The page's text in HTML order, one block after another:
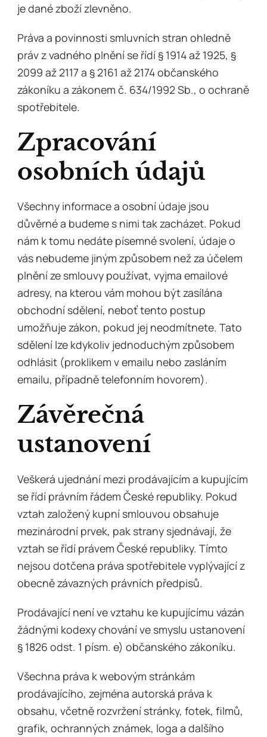
je dané zboží zlevněno.
Práva a povinnosti smluvních stran ohledně
práv z vadného plnění se řídí § 1914 až 1925, §
2099 až 2117 a § 2161 až 2174 občanského
zákoníku a zákonem č. 634/1992 Sb., o ochraně
spotřebitele.
Zpracování
osobních údajů
Všechny informace a osobní údaje jsou
důvěrné a budeme s nimi tak zacházet. Pokud
nám k tomu nedáte písemné svolení, údaje o
vás nebudeme jiným způsobem než za účelem
plnění ze smlouvy používat, vyjma emailové
adresy, na kterou vám mohou být zasílána
obchodní sdělení, neboť tento postup
umožňuje zákon, pokud jej neodmítnete. Tato
sdělení lze kdykoliv jednoduchým způsobem
odhlásit (proklikem v emailu nebo zasláním
emailu, případně telefonním hovorem).
Závěrečná
ustanovení
Veškerá ujednání mezi prodávajícím a kupujícím
se řídí právním řádem České republiky. Pokud
vztah založený kupní smlouvou obsahuje
mezinárodní prvek, pak strany sjednávají, že
vztah se řídí právem České republiky. Tímto
nejsou dotčena práva spotřebitele vyplývající z
obecně závazných právních předpisů.
Prodávající není ve vztahu ke kupujícímu vázán
žádnými kodexy chování ve smyslu ustanovení
§ 1826 odst. 1 písm. e) občanského zákoníku.
Všechna práva k webovým stránkám
prodávajícího, zejména autorská práva k
obsahu, včetně rozvržení stránky, fotek, filmů,
grafik, ochranných známek, loga a dalšího